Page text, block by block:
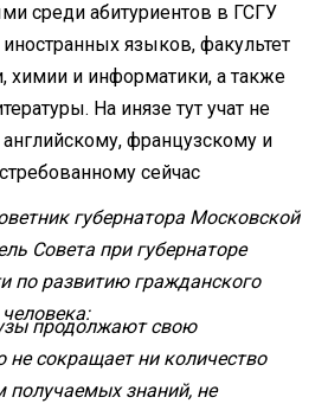
среди абитуриентов в ГСГУ
иностранных языков, факультет
химии и информатики, а также
На инязе тут учат не
французскому и
сейчас
губернатора Московской
Совета при губернаторе
по развитию гражданского
продолжают свою
не сокращает ни количество
получаемых знаний, не